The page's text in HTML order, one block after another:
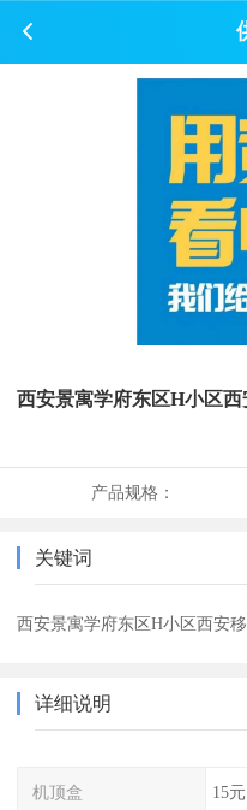
西安景寓学府东区H小区
产品规格：
关键词
西安景寓学府东区H小区西安
详细说明
机顶盒 15元